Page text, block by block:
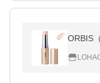
ORBIS